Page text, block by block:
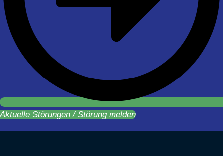
Aktuelle Störungen / Störung melden